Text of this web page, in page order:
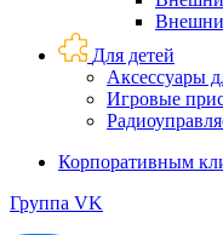
Для детей
Аксессуары
Игровые
Корпоративным
Группа VK